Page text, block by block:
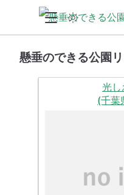
懸垂のできる公園
光し
(千葉